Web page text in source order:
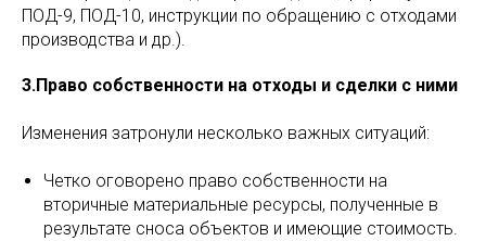
ПОД-9, ПОД-10, инструкции по обращению с отходами
производства и др.).
3.Право собственности на отходы и сделки с ними
Изменения затронули несколько важных ситуаций:
Четко оговорено право собственности на
вторичные материальные ресурсы, полученные в
результате сноса объектов и имеющие стоимость.